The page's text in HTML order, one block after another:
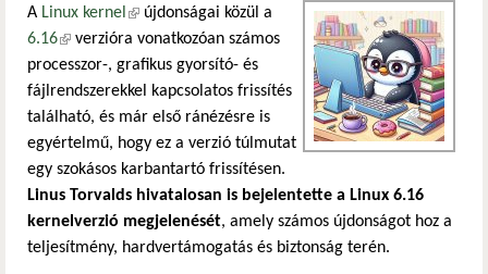
A Linux kernel(külső hivatkozás)
újdonságai közül a
6.16(külső hivatkozás)
verzióra vonatkozóan számos
processzor-, grafikus gyorsító- és
fájlrendszerekkel kapcsolatos frissítés
található, és már első ránézésre is
egyértelmű, hogy ez a verzió túlmutat
egy szokásos karbantartó frissítésen.
Linus Torvalds hivatalosan is bejelentette a Linux 6.16
kernelverzió megjelenését, amely számos újdonságot hoz a
teljesítmény, hardvertámogatás és biztonság terén.